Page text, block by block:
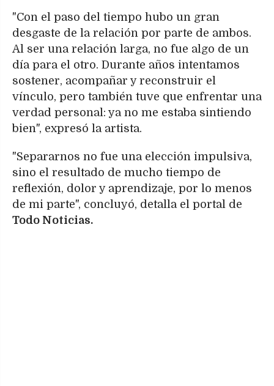
"Con el paso del tiempo hubo un gran
desgaste de la relación por parte de ambos.
Al ser una relación larga, no fue algo de un
día para el otro. Durante años intentamos
sostener, acompañar y reconstruir el
vínculo, pero también tuve que enfrentar una
verdad personal: ya no me estaba sintiendo
bien", expresó la artista.
"Separarnos no fue una elección impulsiva,
sino el resultado de mucho tiempo de
reflexión, dolor y aprendizaje, por lo menos
de mi parte", concluyó, detalla el portal de
Todo Noticias.